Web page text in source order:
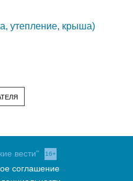
утепление, крыша)
вести" 16+
соглашение